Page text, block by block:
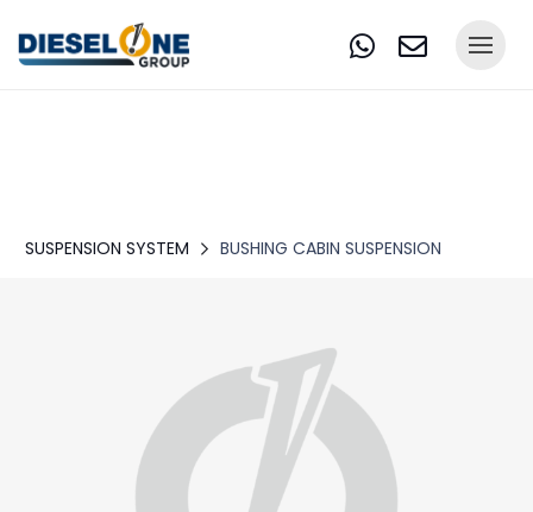
SUSPENSION SYSTEM BUSHING CABIN SUSPENSION